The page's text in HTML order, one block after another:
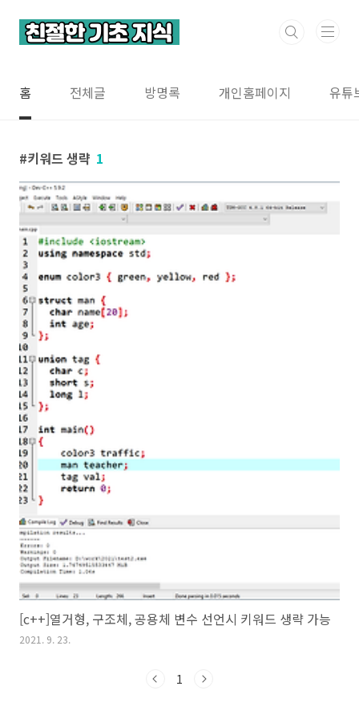
홈 전체글 방명록 개인홈페이지 유튜
키워드 생략 1
[c++]열거형, 구조체, 공용체 변수 선언시 키워드 생략 가능
2021. 9. 23.
1